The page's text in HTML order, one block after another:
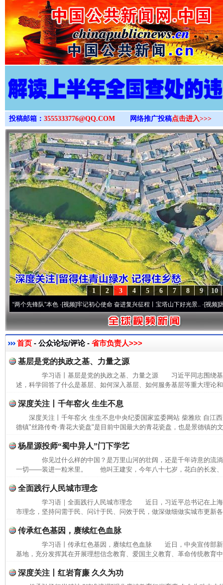
>
投稿邮箱： 3555333776@QQ.COM 网络推广投稿点击进入>>>
10
9
8
7
6
5
4
3
2
1
先锋队”本色·[视频]牢记初心使命 奋进复兴征程丨宝塔山下好光景..·[视频]因党而生
首页 - 公众论坛/评论 - 省市负责人>>>
基层是党的执政之基、力量之源
学习语丨基层是党的执政之基、力量之源 习近平同志围绕基
述，科学回答了什么是基层、如何深入基层、如何服务基层等重大理论
深度关注丨千年窑火 生生不息
深度关注丨千年窑火 生生不息中央纪委国家监委网站 柴雅欣 自
德镇"丝路传奇·青花大瓷盘"是目前中国最大的青花瓷盘，也是景德镇的
杨星源投师“蜀中异人”门下学艺
你见过什么样的中国？是万里山河的壮阔，还是千年诗意的
一切——装进一粒米里。 他叫王建安，今年八十七岁，花白的长发、
全面践行人民城市理念
学习语｜全面践行人民城市理念 近日，习近平总书记在上海
市理念，坚持问需于民、问计于民、问效于民，做深做细做实城市更新
传承红色基因，赓续红色血脉
学习语丨传承红色基因，赓续红色血脉 近日，中央宣传部新
基地，充分发挥其在开展理想信念教育、爱国主义教育、革命传统教育
深度关注丨红岩育廉 久久为功